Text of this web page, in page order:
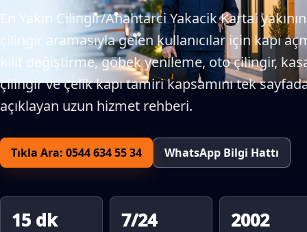
En Yakin Cilingir/Anahtarci Yakacik Kartal
çilingir aramasıyla gelen kullanıcılar için kapı
kilit değiştirme, göbek yenileme, oto çilingir,
çilingir ve çelik kapı tamiri kapsamını tek
açıklayan uzun hizmet rehberi.
Tıkla Ara: 0544 634 55 34 WhatsApp Bilgi Hattı
15 dk 7/24 2002